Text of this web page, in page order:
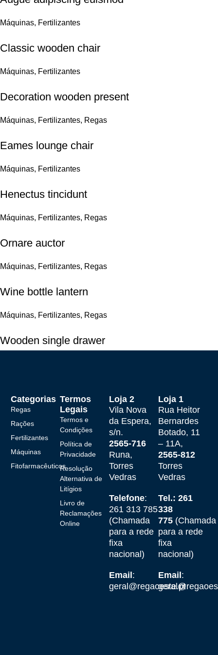
Máquinas, Fertilizantes
Classic wooden chair
Máquinas, Fertilizantes
Decoration wooden present
Máquinas, Fertilizantes, Regas
Eames lounge chair
Máquinas, Fertilizantes
Henectus tincidunt
Máquinas, Fertilizantes, Regas
Ornare auctor
Máquinas, Fertilizantes, Regas
Wine bottle lantern
Máquinas, Fertilizantes, Regas
Wooden single drawer
Loja 1
Rua Heitor
Bernardes
Botado, 11
– 11A,
2565-812
Torres
Vedras
Tel.: 261
338
775(Chamada
para a rede
fixa
nacional)
Email:
Loja 2
Vila Nova
da Espera,
s/n.
2565-716
Runa,
Torres
Vedras
Telefone:
261 313 785
(Chamada
para a rede
fixa
nacional)
Email:
geral@regaoeste.pt
Termos
Legais
Termos e
Condições
Política de
Privacidade
Resolução
Alternativa de
Litígios
Livro de
Reclamações
Online
Categorias
Regas
Rações
Fertilizantes
Máquinas
Fitofarmacêuticos